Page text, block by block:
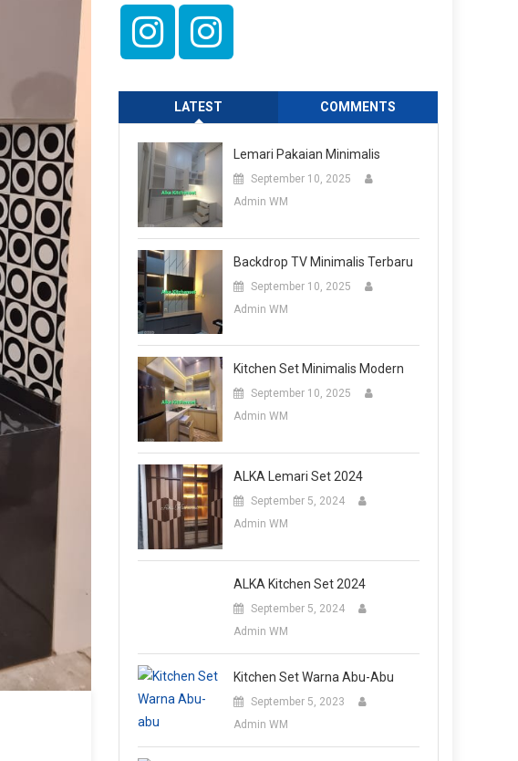
LATEST COMMENTS
Lemari Pakaian Minimalis
September 10, 2025
Admin WM
Backdrop TV Minimalis Terbaru
September 10, 2025
Admin WM
Kitchen Set Minimalis Modern
September 10, 2025
Admin WM
ALKA Lemari Set 2024
September 5, 2024
Admin WM
ALKA Kitchen Set 2024
September 5, 2024
Admin WM
Kitchen Set Warna Abu-Abu
September 5, 2023
Admin WM